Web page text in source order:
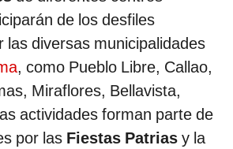
de los desfiles
las diversas municipalidades
, como Pueblo Libre, Callao,
Miraflores, Bellavista,
actividades forman parte de
por las Fiestas Patrias y la